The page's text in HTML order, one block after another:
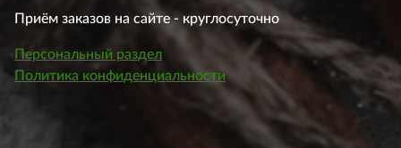
Приём заказов на сайте - круглосуточно
Персональный раздел
Политика конфиденциальности